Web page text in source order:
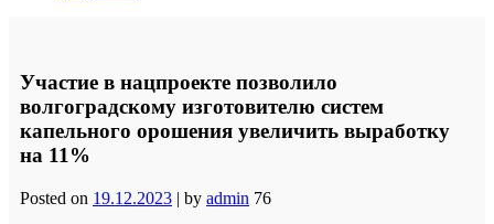
Участие в нацпроекте позволило
волгоградскому изготовителю систем
капельного орошения увеличить выработку
на 11%
Posted on 19.12.2023 | by admin 76